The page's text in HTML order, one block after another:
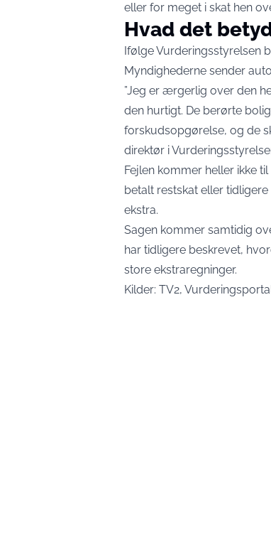
eller for meget i skat hen
Hvad det
Ifølge Vurderingsstyrelsen
Myndighederne sender
”Jeg er ærgerlig over den
den hurtigt. De berørte
forskudsopgørelse, og de
direktør i
Fejlen kommer heller ikke
betalt restskat eller
ekstra.
Sagen kommer samtidig
har tidligere beskrevet,
store ekstraregninger.
Kilder: TV2,